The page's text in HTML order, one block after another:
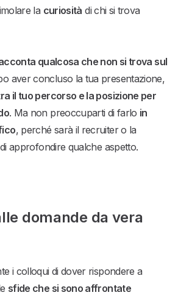
la curiosità di chi si trova
qualcosa che non si trova sul
aver concluso la tua presentazione,
il tuo percorso e la posizione per
. Ma non preoccuparti di farlo in
, perché sarà il recruiter o la
approfondire qualche aspetto.
domande da vera
i colloqui di dover rispondere a
sfide che si sono affrontate